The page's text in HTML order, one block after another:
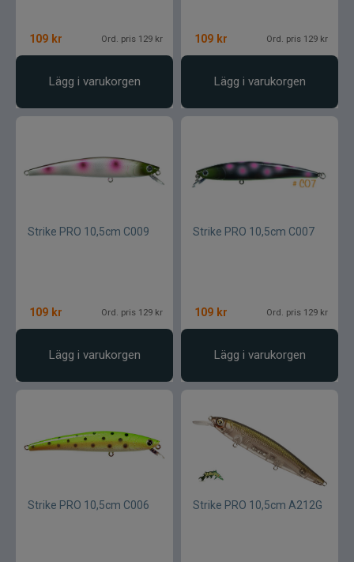
109 kr Ord. pris 129 kr
Lägg i varukorgen
109 kr Ord. pris 129 kr
Lägg i varukorgen
Strike PRO 10,5cm C009
109 kr Ord. pris 129 kr
Lägg i varukorgen
Strike PRO 10,5cm C007
109 kr Ord. pris 129 kr
Lägg i varukorgen
Strike PRO 10,5cm C006 Strike PRO 10,5cm A212G